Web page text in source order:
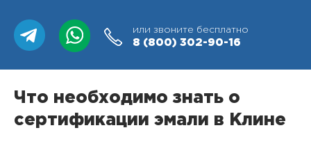
или звоните бесплатно
8 (800) 302-90-16
Что необходимо знать о
сертификации эмали в Клине